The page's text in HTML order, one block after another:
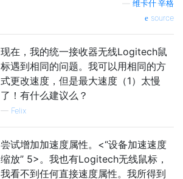
维卡什·辛格
source
现在，我的统一接收器无线Logitech鼠
标遇到相同的问题。我可以用相同的方
式更改速度，但是最大速度（1）太慢
了！有什么建议么？
— Felix
尝试增加加速度属性。<“设备加速速度
缩放” 5>。我也有Logitech无线鼠标，
我看不到任何直接速度属性。我所得到